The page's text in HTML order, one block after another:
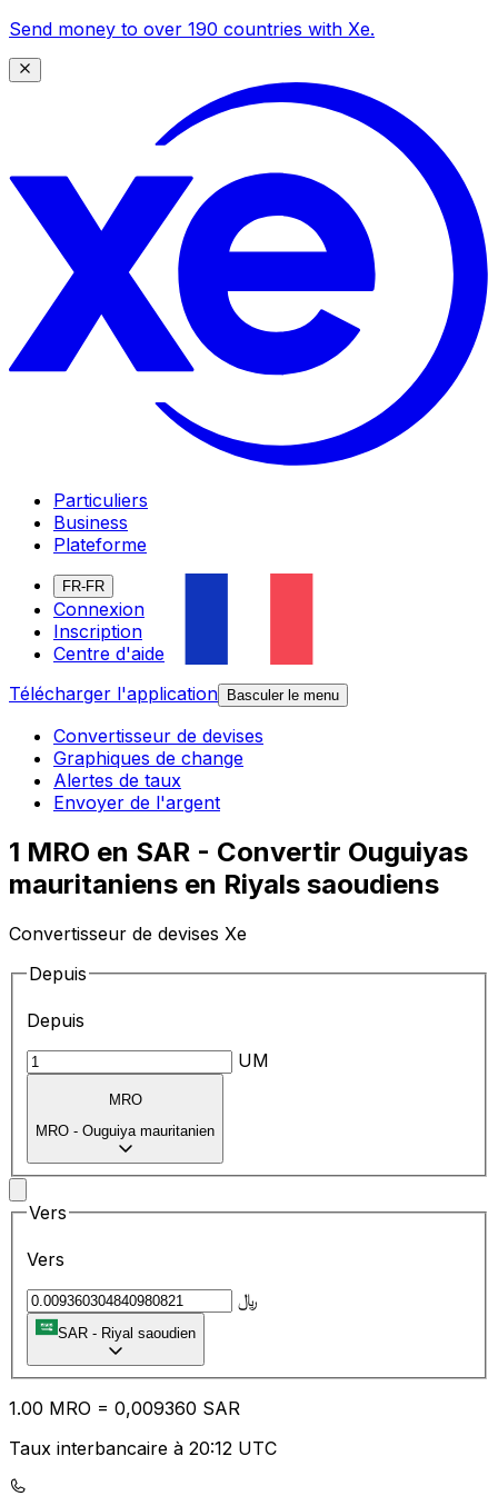
Send money to over 190 countries with Xe.
Particuliers
Business
Plateforme
FR-FR
Connexion
Inscription
Centre d'aide
Télécharger l'application
Basculer le menu
Convertisseur de devises
Graphiques de change
Alertes de taux
Envoyer de l'argent
1 MRO en SAR - Convertir Ouguiyas
mauritaniens en Riyals saoudiens
Convertisseur de devises Xe
Depuis
Depuis
UM
MRO
MRO - Ouguiya mauritanien
Vers
Vers
﷼
SAR - Riyal saoudien
1.00 MRO = 0,009360 SAR
Taux interbancaire à 20:12 UTC